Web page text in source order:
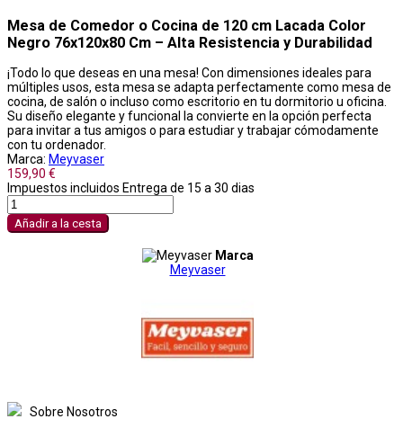
Mesa de Comedor o Cocina de 120 cm Lacada Color
Negro 76x120x80 Cm – Alta Resistencia y Durabilidad
¡Todo lo que deseas en una mesa! Con dimensiones ideales para
múltiples usos, esta mesa se adapta perfectamente como mesa de
cocina, de salón o incluso como escritorio en tu dormitorio u oficina.
Su diseño elegante y funcional la convierte en la opción perfecta
para invitar a tus amigos o para estudiar y trabajar cómodamente
con tu ordenador.
Marca: Meyvaser
159,90 €
Impuestos incluidos Entrega de 15 a 30 dias
Añadir a la cesta
Marca
Meyvaser
Sobre Nosotros